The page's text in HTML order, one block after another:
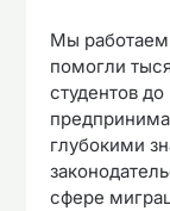
Мы работаем
помогли
студентов
глубокими
сфере